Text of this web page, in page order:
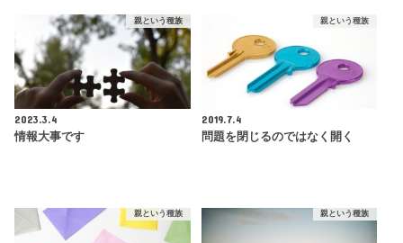
親という種族
2023.3.4
情報大事です
親という種族
2019.7.4
問題を閉じるのではなく開く
親という種族 親という種族